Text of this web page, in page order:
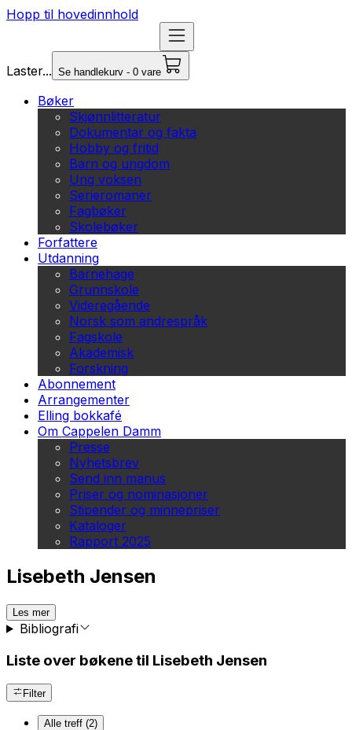
Hopp til hovedinnhold
Laster... Se handlekurv - 0 vare
Bøker
Skjønnlitteratur
Dokumentar og fakta
Hobby og fritid
Barn og ungdom
Ung voksen
Serieromaner
Fagbøker
Skolebøker
Forfattere
Utdanning
Barnehage
Grunnskole
Videregående
Norsk som andrespråk
Fagskole
Akademisk
Forskning
Abonnement
Arrangementer
Elling bokkafé
Om Cappelen Damm
Presse
Nyhetsbrev
Send inn manus
Priser og nominasjoner
Stipender og minnepriser
Kataloger
Rapport 2025
Lisebeth Jensen
Les mer
Bibliografi
Liste over bøkene til Lisebeth Jensen
Filter
Alle treff (2)